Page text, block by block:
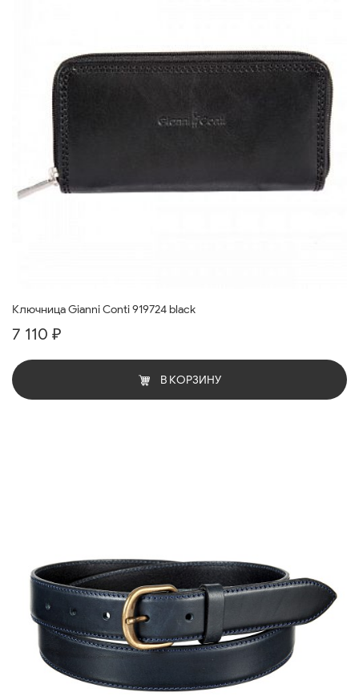
Ключница Gianni Conti 919724 black
7 110 ₽
В КОРЗИНУ